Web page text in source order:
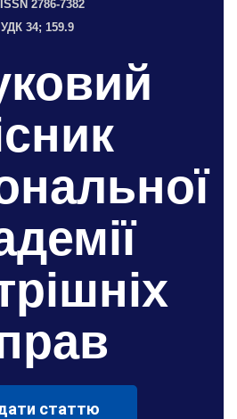
2786-7382
УДК 34; 159.9
статтю